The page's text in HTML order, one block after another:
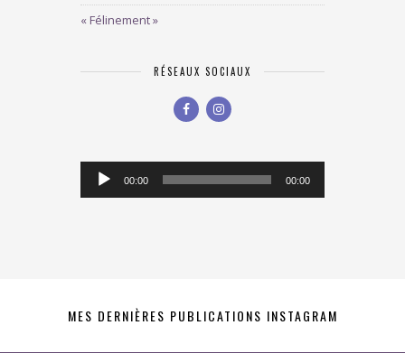
« Félinement »
RÉSEAUX SOCIAUX
Lecteur
audio
00:00 00:00
MES DERNIÈRES PUBLICATIONS INSTAGRAM